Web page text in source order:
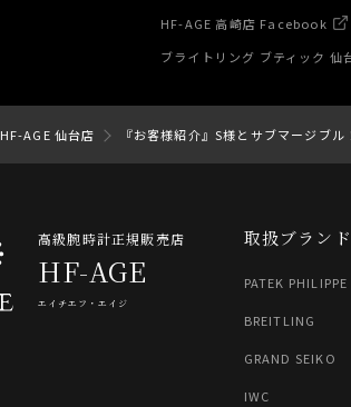
HF-AGE 高崎店 Facebook
ブライトリング ブティック
HF-AGE 仙台店 『お客様紹介』S様とサブマージブル！
高級腕時計正規販売店
HF-AGE
エイチエフ・エイジ
取扱ブランド
PATEK PHILIPPE
BREITLING
GRAND SEIKO
IWC